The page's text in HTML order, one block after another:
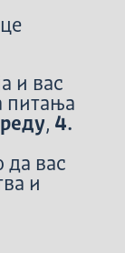
и вас
питања
, 4.
да вас
и